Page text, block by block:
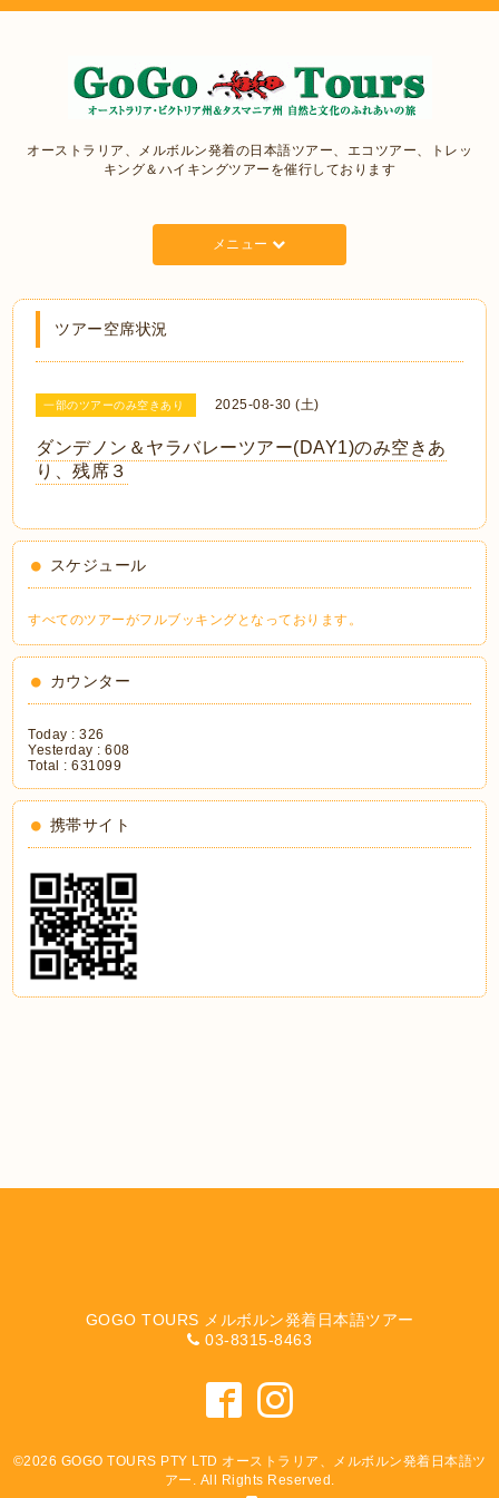
オーストラリア、メルボルン発着の日本語ツアー、エコツアー、トレッ
キング＆ハイキングツアーを催行しております
メニュー
ツアー空席状況
一部のツアーのみ空きあり 2025-08-30 (土)
ダンデノン＆ヤラバレーツアー(DAY1)のみ空きあ
り、残席３
スケジュール
すべてのツアーがフルブッキングとなっております。
カウンター
Today :326
Yesterday :608
Total :631099
携帯サイト
GOGO TOURS メルボルン発着日本語ツアー
03-8315-8463
©2026 GOGO TOURS PTY LTD オーストラリア、メルボルン発着日本語ツ
アー . All Rights Reserved.